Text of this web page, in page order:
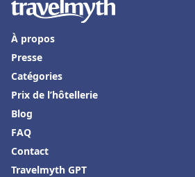
À propos
Presse
Catégories
Prix de l’hôtellerie
Blog
FAQ
Contact
Travelmyth GPT